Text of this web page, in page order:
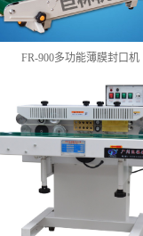
FR-900多功能薄膜封口机